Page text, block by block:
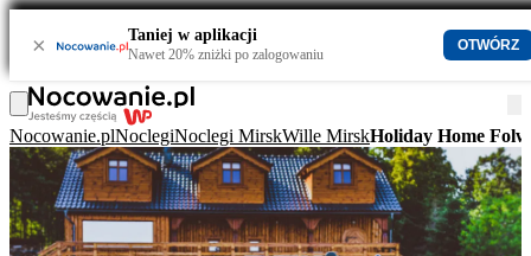
× Taniej w aplikacji
Nawet 20% zniżki po zalogowaniu
OTWÓRZ
Nocowanie.plNoclegiNoclegi MirskWille MirskHoliday Home